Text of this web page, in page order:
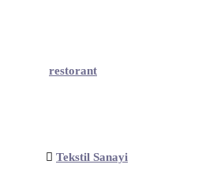
restorant
Tekstil Sanayi